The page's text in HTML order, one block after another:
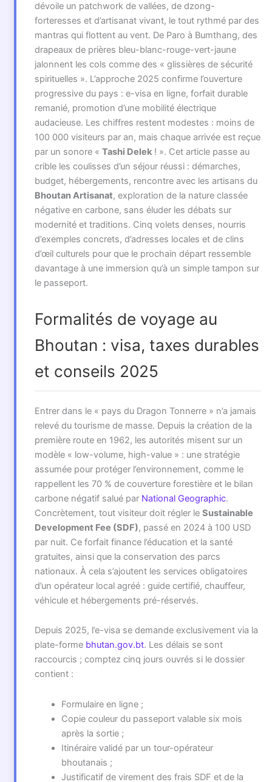
dévoile un patchwork de vallées, de dzong-
forteresses et d’artisanat vivant, le tout rythmé par des
mantras qui flottent au vent. De Paro à Bumthang, des
drapeaux de prières bleu-blanc-rouge-vert-jaune
jalonnent les cols comme des « glissières de sécurité
spirituelles ». L’approche 2025 confirme l’ouverture
progressive du pays : e-visa en ligne, forfait durable
remanié, promotion d’une mobilité électrique
audacieuse. Les chiffres restent modestes : moins de
100 000 visiteurs par an, mais chaque arrivée est reçue
par un sonore « Tashi Delek! ». Cet article passe au
crible les coulisses d’un séjour réussi : démarches,
budget, hébergements, rencontre avec les artisans du
Bhoutan Artisanat, exploration de la nature classée
négative en carbone, sans éluder les débats sur
modernité et traditions. Cinq volets denses, nourris
d’exemples concrets, d’adresses locales et de clins
d’œil culturels pour que le prochain départ ressemble
davantage à une immersion qu’à un simple tampon sur
le passeport.
Formalités de voyage au
Bhoutan : visa, taxes durables
et conseils 2025
Entrer dans le « pays du Dragon Tonnerre » n’a jamais
relevé du tourisme de masse. Depuis la création de la
première route en 1962, les autorités misent sur un
modèle « low-volume, high-value » : une stratégie
assumée pour protéger l’environnement, comme le
rappellent les 70 % de couverture forestière et le bilan
carbone négatif salué par National Geographic.
Concrètement, tout visiteur doit régler le Sustainable
Development Fee (SDF), passé en 2024 à 100 USD
par nuit. Ce forfait finance l’éducation et la santé
gratuites, ainsi que la conservation des parcs
nationaux. À cela s’ajoutent les services obligatoires
d’un opérateur local agréé : guide certifié, chauffeur,
véhicule et hébergements pré-réservés.
Depuis 2025, l’e-visa se demande exclusivement via la
plate-forme bhutan.gov.bt. Les délais se sont
raccourcis ; comptez cinq jours ouvrés si le dossier
contient :
Formulaire en ligne ;
Copie couleur du passeport valable six mois
après la sortie ;
Itinéraire validé par un tour-opérateur
bhoutanais ;
Justificatif de virement des frais SDF et de la